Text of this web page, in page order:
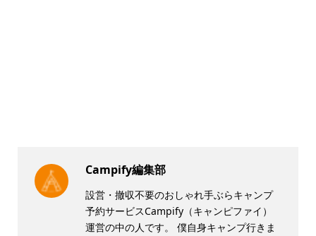
Campify編集部
設営・撤収不要のおしゃれ手ぶらキャンプ
予約サービスCampify（キャンピファイ）
運営の中の人です。 僕自身キャンプ行きま